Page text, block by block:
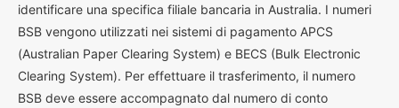
identificare una specifica filiale bancaria in Australia. I numeri
BSB vengono utilizzati nei sistemi di pagamento APCS
(Australian Paper Clearing System) e BECS (Bulk Electronic
Clearing System). Per effettuare il trasferimento, il numero
BSB deve essere accompagnato dal numero di conto